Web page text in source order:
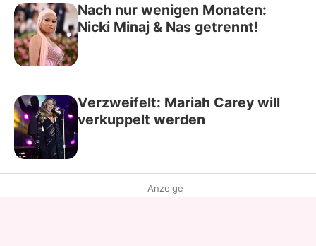
Nach nur wenigen Monaten:
Nicki Minaj & Nas getrennt!
Verzweifelt: Mariah Carey will
verkuppelt werden
Anzeige